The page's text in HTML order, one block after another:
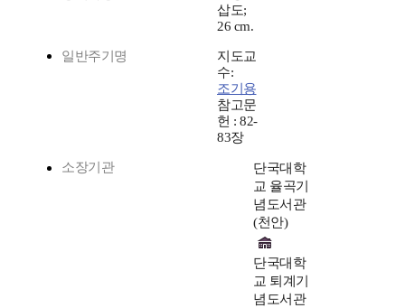
삽도;
26 cm.
일반주기명
지도교
수:
조기용
참고문
헌 : 82-
83장
소장기관
단국대학
교 율곡기
념도서관
(천안)
단국대학
교 퇴계기
념도서관